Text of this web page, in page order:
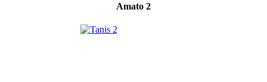
Amato 2